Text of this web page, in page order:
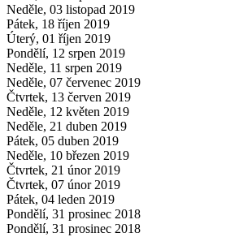
Neděle, 03 listopad 2019
Pátek, 18 říjen 2019
Úterý, 01 říjen 2019
Pondělí, 12 srpen 2019
Neděle, 11 srpen 2019
Neděle, 07 červenec 2019
Čtvrtek, 13 červen 2019
Neděle, 12 květen 2019
Neděle, 21 duben 2019
Pátek, 05 duben 2019
Neděle, 10 březen 2019
Čtvrtek, 21 únor 2019
Čtvrtek, 07 únor 2019
Pátek, 04 leden 2019
Pondělí, 31 prosinec 2018
Pondělí, 31 prosinec 2018